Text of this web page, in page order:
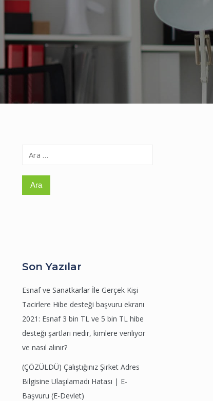
Arama:
Son Yazılar
Esnaf ve Sanatkarlar İle Gerçek Kişi
Tacirlere Hibe desteği başvuru ekranı
2021: Esnaf 3 bin TL ve 5 bin TL hibe
desteği şartları nedir, kimlere veriliyor
ve nasıl alınır?
(ÇÖZÜLDÜ) Çalıştığınız Şirket Adres
Bilgisine Ulaşılamadı Hatası | E-
Başvuru (E-Devlet)